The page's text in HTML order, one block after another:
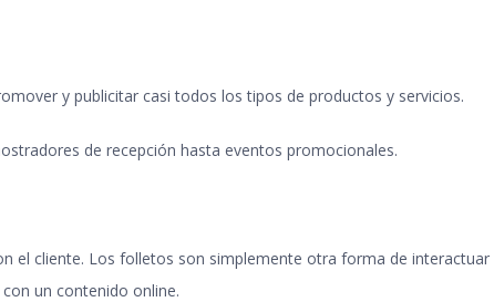
y publicitar casi todos los tipos de productos y servicios.
de recepción hasta eventos promocionales.
el cliente. Los folletos son simplemente otra forma de
un contenido online.